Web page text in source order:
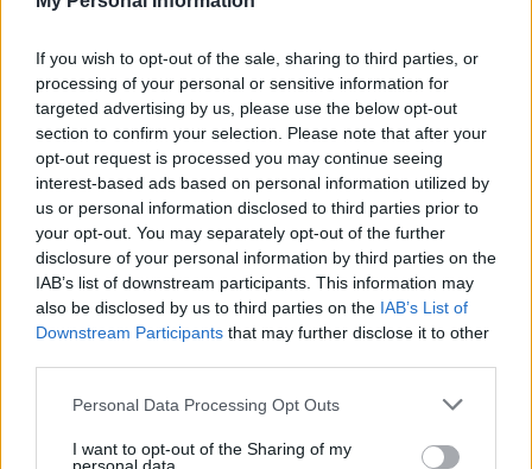
If you wish to opt-out of the sale, sharing to third parties, or
processing of your personal or sensitive information for
targeted advertising by us, please use the below opt-out
section to confirm your selection. Please note that after your
opt-out request is processed you may continue seeing
interest-based ads based on personal information utilized by
us or personal information disclosed to third parties prior to
your opt-out. You may separately opt-out of the further
disclosure of your personal information by third parties on the
IAB’s list of downstream participants. This information may
also be disclosed by us to third parties on the IAB’s List of
Downstream Participants that may further disclose it to other
Personal Data Processing Opt Outs
I want to opt-out of the Sharing of my
Le concours 2022/2023
Le concours 2023/2024
Le concours 2024/2025
Voir la ressource
précédente
Voir la ressource
suivante
Newsletter